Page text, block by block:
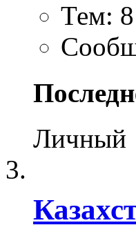
Тем: 8
Личный